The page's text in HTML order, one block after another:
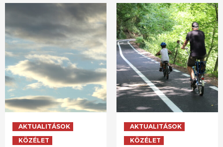
AKTUALITÁSOK
KÖZÉLET
AKTUALITÁSOK
KÖZÉLET